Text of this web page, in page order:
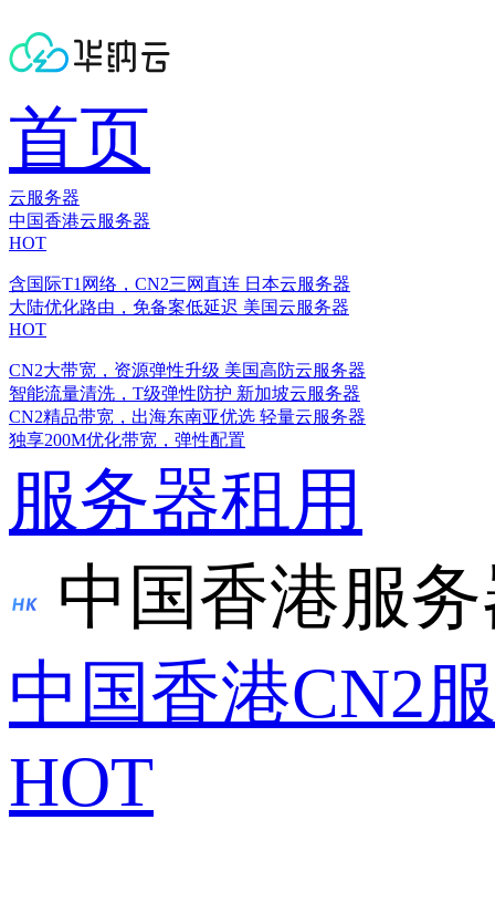
首页
云服务器
中国香港云服务器
HOT
含国际T1网络，CN2三网直连 日本云服务器
大陆优化路由，免备案低延迟 美国云服务器
HOT
CN2大带宽，资源弹性升级 美国高防云服务器
智能流量清洗，T级弹性防护 新加坡云服务器
CN2精品带宽，出海东南亚优选 轻量云服务器
独享200M优化带宽，弹性配置
服务器租用
中国香港服
中国香港CN2
HOT